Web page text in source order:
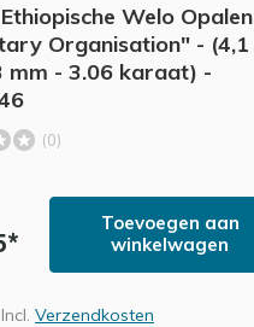
Welo Opalen
Organisation" - (4,1
mm - 3.06 karaat) -
(0)
Toevoegen aan
winkelwagen
Verzendkosten